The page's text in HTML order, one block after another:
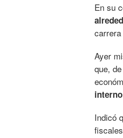
En su
Ayer
que,
Indicó